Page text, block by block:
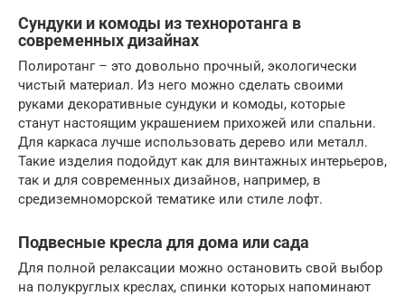
Сундуки и комоды из техноротанга в
современных дизайнах
Полиротанг – это довольно прочный, экологически
чистый материал. Из него можно сделать своими
руками декоративные сундуки и комоды, которые
станут настоящим украшением прихожей или спальни.
Для каркаса лучше использовать дерево или металл.
Такие изделия подойдут как для винтажных интерьеров,
так и для современных дизайнов, например, в
средиземноморской тематике или стиле лофт.
Подвесные кресла для дома или сада
Для полной релаксации можно остановить свой выбор
на полукруглых креслах, спинки которых напоминают